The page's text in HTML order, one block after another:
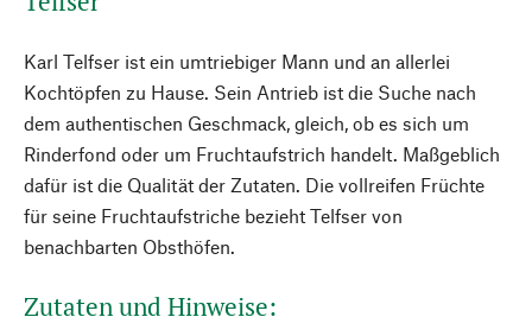
Karl Telfser ist ein umtriebiger Mann und an allerlei
Kochtöpfen zu Hause. Sein Antrieb ist die Suche nach
dem authentischen Geschmack, gleich, ob es sich um
Rinderfond oder um Fruchtaufstrich handelt. Maßgeblich
dafür ist die Qualität der Zutaten. Die vollreifen Früchte
für seine Fruchtaufstriche bezieht Telfser von
benachbarten Obsthöfen.
Zutaten und Hinweise: